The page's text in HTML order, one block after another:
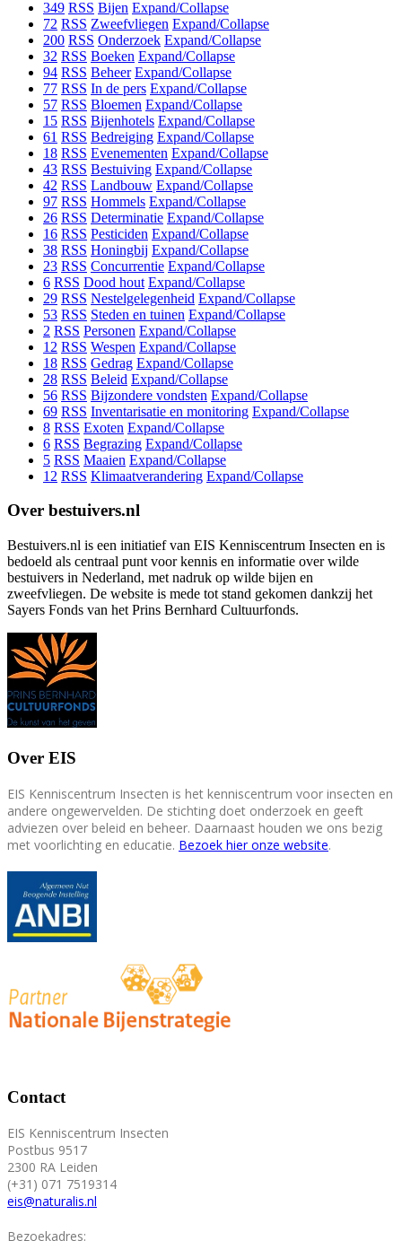
349 RSS Bijen Expand/Collapse
72 RSS Zweefvliegen Expand/Collapse
200 RSS Onderzoek Expand/Collapse
32 RSS Boeken Expand/Collapse
94 RSS Beheer Expand/Collapse
77 RSS In de pers Expand/Collapse
57 RSS Bloemen Expand/Collapse
15 RSS Bijenhotels Expand/Collapse
61 RSS Bedreiging Expand/Collapse
18 RSS Evenementen Expand/Collapse
43 RSS Bestuiving Expand/Collapse
42 RSS Landbouw Expand/Collapse
97 RSS Hommels Expand/Collapse
26 RSS Determinatie Expand/Collapse
16 RSS Pesticiden Expand/Collapse
38 RSS Honingbij Expand/Collapse
23 RSS Concurrentie Expand/Collapse
6 RSS Dood hout Expand/Collapse
29 RSS Nestelgelegenheid Expand/Collapse
53 RSS Steden en tuinen Expand/Collapse
2 RSS Personen Expand/Collapse
12 RSS Wespen Expand/Collapse
18 RSS Gedrag Expand/Collapse
28 RSS Beleid Expand/Collapse
56 RSS Bijzondere vondsten Expand/Collapse
69 RSS Inventarisatie en monitoring Expand/Collapse
8 RSS Exoten Expand/Collapse
6 RSS Begrazing Expand/Collapse
5 RSS Maaien Expand/Collapse
12 RSS Klimaatverandering Expand/Collapse
Over bestuivers.nl
Bestuivers.nl is een initiatief van EIS Kenniscentrum Insecten en is
bedoeld als centraal punt voor kennis en informatie over wilde
bestuivers in Nederland, met nadruk op wilde bijen en
zweefvliegen. De website is mede tot stand gekomen dankzij het
Sayers Fonds van het Prins Bernhard Cultuurfonds.
Over EIS
EIS Kenniscentrum Insecten is het kenniscentrum voor insecten en
andere ongewervelden. De stichting doet onderzoek en geeft
adviezen over beleid en beheer. Daarnaast houden we ons bezig
met voorlichting en educatie. Bezoek hier onze website.
Contact
EIS Kenniscentrum Insecten
Postbus 9517
2300 RA Leiden
(+31) 071 7519314
eis@naturalis.nl
Bezoekadres: